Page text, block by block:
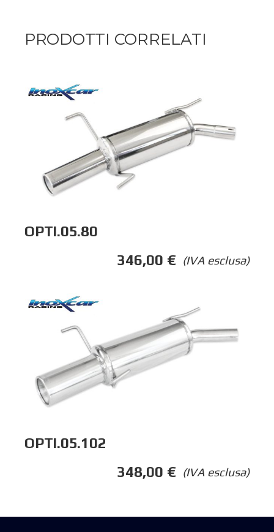
PRODOTTI CORRELATI
OPTI.05.80
(IVA esclusa)
346,00 €
OPTI.05.102
(IVA esclusa)
348,00 €